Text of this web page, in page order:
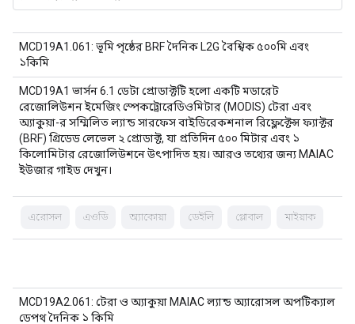
MCD19A1.061: ভূমি পৃষ্ঠের BRF দৈনিক L2G বৈশ্বিক ৫০০মি এবং
১কিমি
MCD19A1 ভার্সন 6.1 ডেটা প্রোডাক্টটি হলো একটি মডারেট
রেজোলিউশন ইমেজিং স্পেকট্রোরেডিওমিটার (MODIS) টেরা এবং
অ্যাকুয়া-র সম্মিলিত ল্যান্ড সারফেস বাইডিরেকশনাল রিফ্লেক্টেন্স ফ্যাক্টর
(BRF) গ্রিডেড লেভেল ২ প্রোডাক্ট, যা প্রতিদিন ৫০০ মিটার এবং ১
কিলোমিটার রেজোলিউশনে উৎপাদিত হয়। আরও তথ্যের জন্য MAIAC
ইউজার গাইড দেখুন।
এরোসল এওডি অ্যাকোয়া ডেইলি গ্লোবাল মাইয়াক
MCD19A2.061: টেরা ও অ্যাকুয়া MAIAC ল্যান্ড অ্যারোসল অপটিক্যাল
ডেপথ দৈনিক ১ কিমি